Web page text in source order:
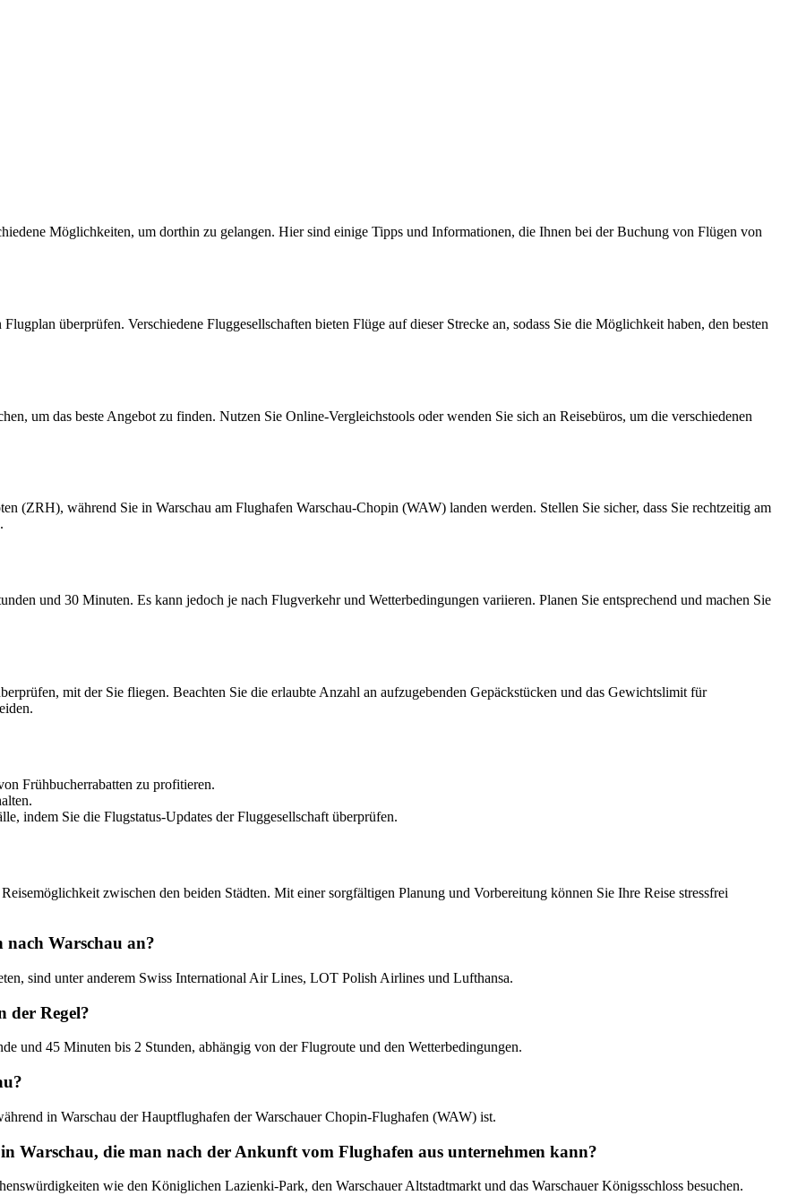
Möglichkeiten, um dorthin zu gelangen. Hier sind einige Tipps und Informationen, die Ihnen bei der Buchung von Flügen von
überprüfen. Verschiedene Fluggesellschaften bieten Flüge auf dieser Strecke an, sodass Sie die Möglichkeit haben, den besten
um das beste Angebot zu finden. Nutzen Sie Online-Vergleichstools oder wenden Sie sich an Reisebüros, um die verschiedenen
(ZRH), während Sie in Warschau am Flughafen Warschau-Chopin (WAW) landen werden. Stellen Sie sicher, dass Sie rechtzeitig am
und 30 Minuten. Es kann jedoch je nach Flugverkehr und Wetterbedingungen variieren. Planen Sie entsprechend und machen Sie
mit der Sie fliegen. Beachten Sie die erlaubte Anzahl an aufzugebenden Gepäckstücken und das Gewichtslimit für
Frühbucherrabatten zu profitieren.
indem Sie die Flugstatus-Updates der Fluggesellschaft überprüfen.
zwischen den beiden Städten. Mit einer sorgfältigen Planung und Vorbereitung können Sie Ihre Reise stressfrei
nach Warschau an?
sind unter anderem Swiss International Air Lines, LOT Polish Airlines und Lufthansa.
der Regel?
und 45 Minuten bis 2 Stunden, abhängig von der Flugroute und den Wetterbedingungen.
in Warschau der Hauptflughafen der Warschauer Chopin-Flughafen (WAW) ist.
Warschau, die man nach der Ankunft vom Flughafen aus unternehmen kann?
wie den Königlichen Lazienki-Park, den Warschauer Altstadtmarkt und das Warschauer Königsschloss besuchen.